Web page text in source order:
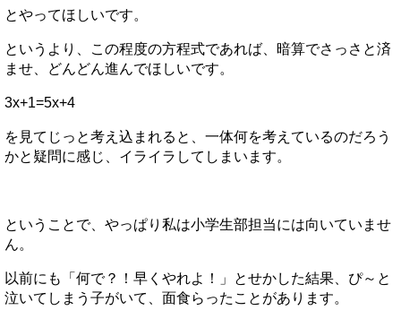
とやってほしいです。
というより、この程度の方程式であれば、暗算でさっさと済
ませ、どんどん進んでほしいです。
3x+1=5x+4
を見てじっと考え込まれると、一体何を考えているのだろう
かと疑問に感じ、イライラしてしまいます。
ということで、やっぱり私は小学生部担当には向いていませ
ん。
以前にも「何で？！早くやれよ！」とせかした結果、ぴ～と
泣いてしまう子がいて、面食らったことがあります。